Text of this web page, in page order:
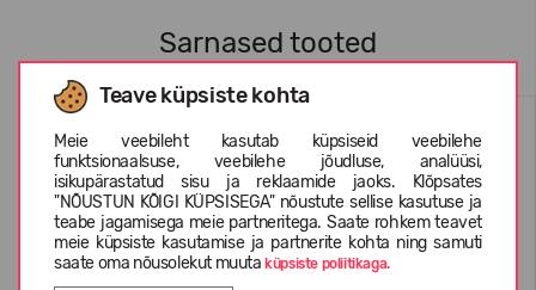
Teave küpsiste kohta
Meie veebileht kasutab küpsiseid veebilehe
funktsionaalsuse, veebilehe jõudluse, analüüsi,
isikupärastatud sisu ja reklaamide jaoks. Klõpsates
"NÕUSTUN KÕIGI KÜPSISEGA" nõustute sellise kasutuse ja
teabe jagamisega meie partneritega. Saate rohkem teavet
meie küpsiste kasutamise ja partnerite kohta ning samuti
saate oma nõusolekut muutaküpsiste poliitikaga.
Sarnased tooted